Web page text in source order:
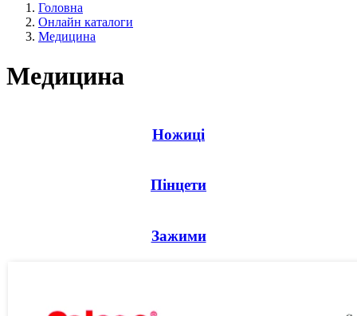
Головна
Онлайн каталоги
Медицина
Медицина
Ножиці
Пінцети
Зажими